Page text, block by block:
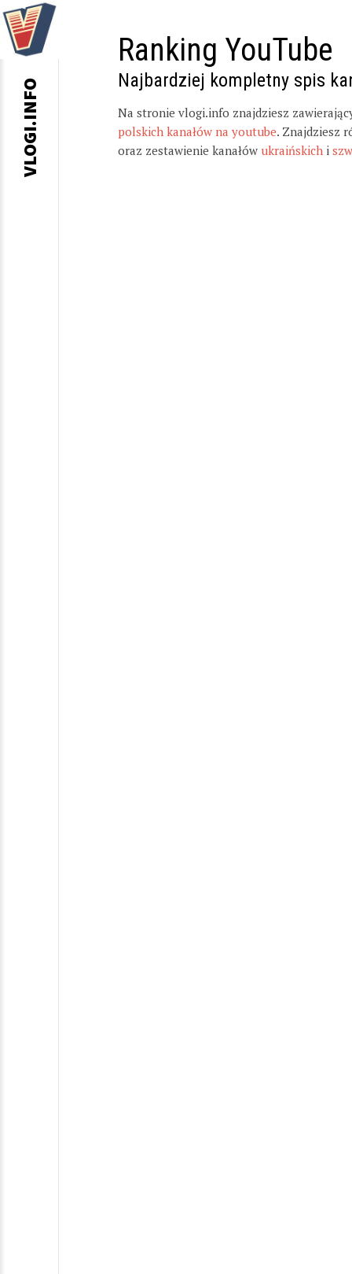
Ranking YouTube
Najbardziej kompletny spis
Na stronie vlogi.info znajdziesz
polskich kanałów na youtube. Znajdziesz
oraz zestawienie kanałów ukraińskich i
VLOGI.INFO